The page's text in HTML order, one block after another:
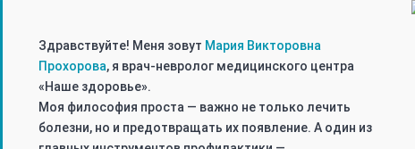
Здравствуйте! Меня зовут Мария Викторовна
Прохорова, я врач-невролог медицинского центра
«Наше здоровье».
Моя философия проста — важно не только лечить
болезни, но и предотвращать их появление. А один из